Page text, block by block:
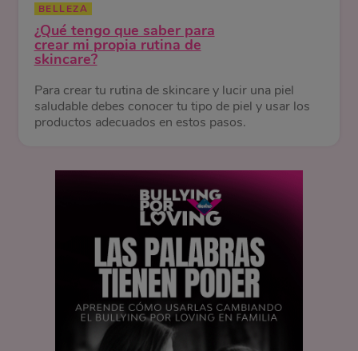
BELLEZA
¿Qué tengo que saber para
crear mi propia rutina de
skincare?
Para crear tu rutina de skincare y lucir una piel
saludable debes conocer tu tipo de piel y usar los
productos adecuados en estos pasos.